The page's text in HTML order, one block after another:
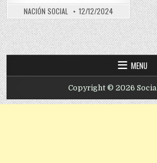
NACIÓN SOCIAL 12/12/2024
MENU
Copyright © 2026